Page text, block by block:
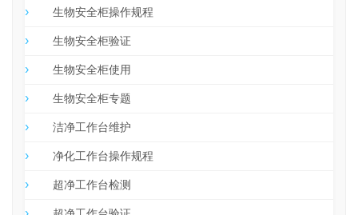
生物安全柜操作规程
生物安全柜验证
生物安全柜使用
生物安全柜专题
洁净工作台维护
净化工作台操作规程
超净工作台检测